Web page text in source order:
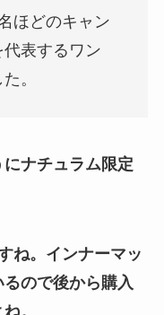
ほどのキャン
表するワン
。
ナチュラム限定
ね。インナーマッ
ので後から購入
。